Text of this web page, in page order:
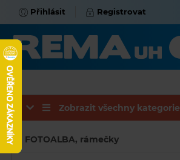
Přihlásit Registrovat
Zobrazit všechny kategorie
FOTOALBA, rámečky